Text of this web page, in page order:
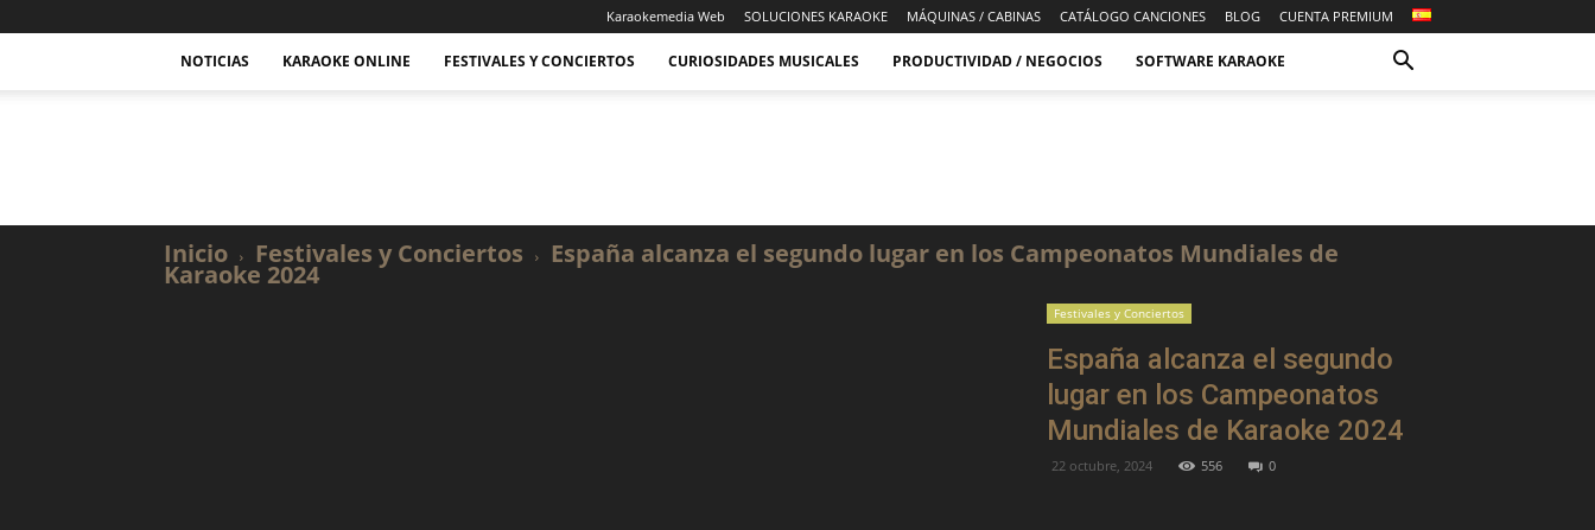
Karaokemedia Web SOLUCIONES KARAOKE MÁQUINAS / CABINAS CATÁLOGO CANCIONES BLOG CUENTA PREMIUM
NOTICIAS KARAOKE ONLINE FESTIVALES Y CONCIERTOS CURIOSIDADES MUSICALES PRODUCTIVIDAD / NEGOCIOS SOFTWARE KARAOKE
Inicio Festivales y Conciertos España alcanza el segundo lugar en los Campeonatos Mundiales de
Karaoke 2024
Festivales y Conciertos
España alcanza el segundo
lugar en los Campeonatos
Mundiales de Karaoke 2024
22 octubre, 2024 556 0